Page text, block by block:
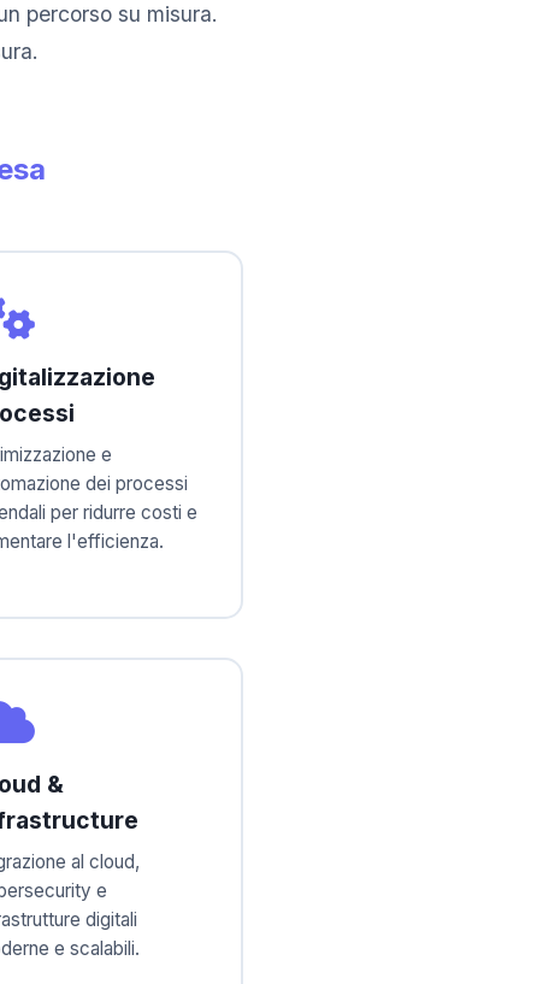
percorso su misura.
e
dei processi
per ridurre costi e
l'efficienza.
&
al cloud,
e
digitali
e scalabili.